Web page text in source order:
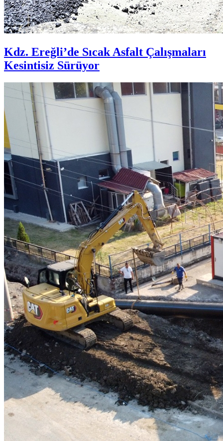
Kdz. Ereğli’de Sıcak Asfalt Çalışmaları
Kesintisiz Sürüyor